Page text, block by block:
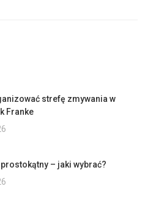
strefę zmywania w
Franke
prostokątny – jaki wybrać?